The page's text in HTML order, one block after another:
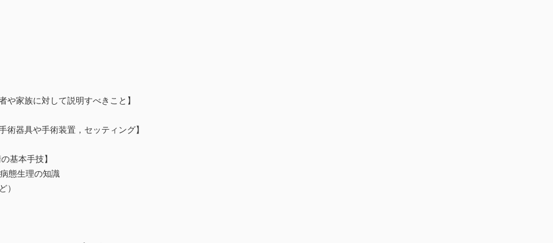
家族に対して説明すべきこと】
器具や手術装置，セッティング】
基本手技】
態生理の知識
）